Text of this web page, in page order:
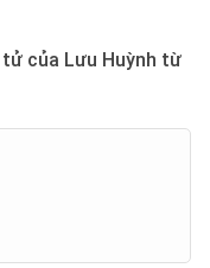
của Lưu Huỳnh từ